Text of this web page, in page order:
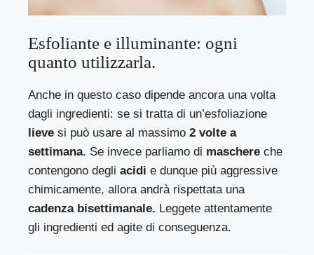
Esfoliante e illuminante: ogni
quanto utilizzarla.
Anche in questo caso dipende ancora una volta
dagli ingredienti: se si tratta di un’esfoliazione
lieve si può usare al massimo 2 volte a
settimana. Se invece parliamo di maschere che
contengono degliacidi e dunque più aggressive
chimicamente, allora andrà rispettata una
cadenza bisettimanale. Leggete attentamente
gli ingredienti ed agite di conseguenza.